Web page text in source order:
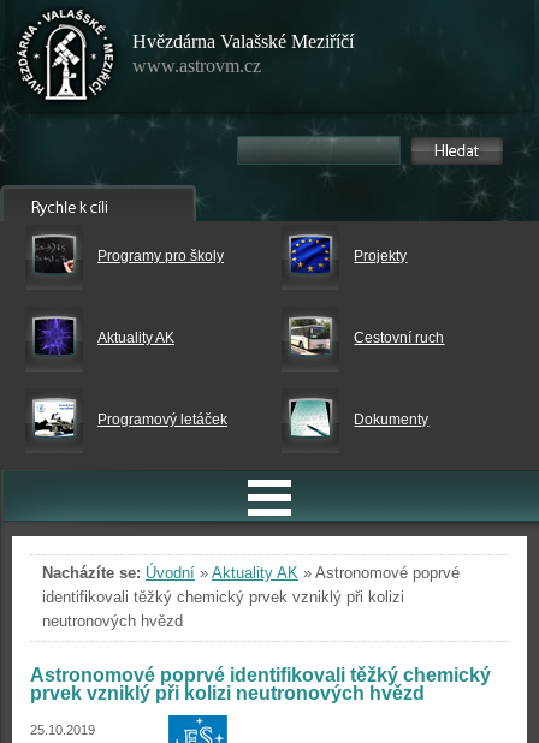
Hvězdárna Valašské Meziříčí
www.astrovm.cz
Programy pro školy Projekty
Aktuality AK Cestovní ruch
Programový letáček Dokumenty
Nacházíte se: Úvodní » Aktuality AK » Astronomové poprvé
identifikovali těžký chemický prvek vzniklý při kolizi
neutronových hvězd
Astronomové poprvé identifikovali těžký chemický
prvek vzniklý při kolizi neutronových hvězd
25.10.2019